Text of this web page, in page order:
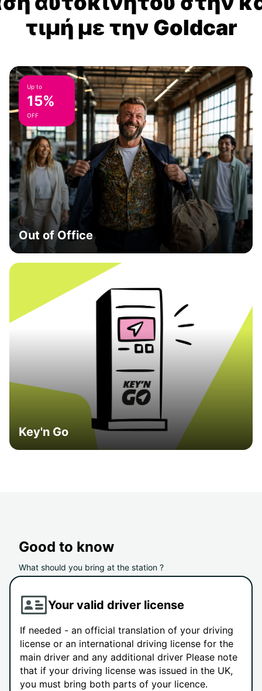
τιμή με την Goldcar
Up to
15%
OFF
Out of Office
Key'n Go
Good to know
What should you bring at the station ?
Your valid driver license
If needed - an official translation of your driving
license or an international driving license for the
main driver and any additional driver Please note
that if your driving license was issued in the UK,
you must bring both parts of your licence.